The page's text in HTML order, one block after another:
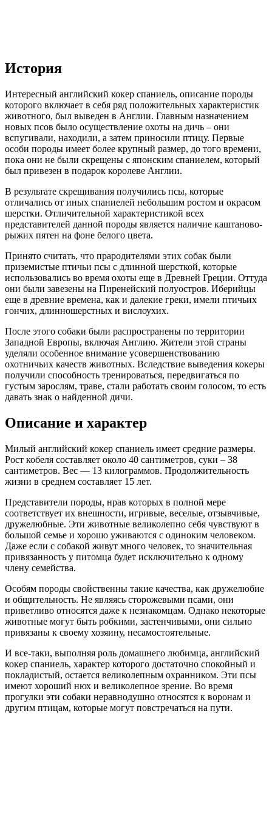
История
Интересный английский кокер спаниель, описание породы
которого включает в себя ряд положительных характеристик
животного, был выведен в Англии. Главным назначением
новых псов было осуществление охоты на дичь – они
вспугивали, находили, а затем приносили птицу. Первые
особи породы имеет более крупный размер, до того времени,
пока они не были скрещены с японским спаниелем, который
был привезен в подарок королеве Англии.
В результате скрещивания получились псы, которые
отличались от иных спаниелей небольшим ростом и окрасом
шерстки. Отличительной характеристикой всех
представителей данной породы является наличие каштаново-
рыжих пятен на фоне белого цвета.
Принято считать, что прародителями этих собак были
приземистые птичьи псы с длинной шерсткой, которые
использовались во время охоты еще в Древней Греции. Оттуда
они были завезены на Пиренейский полуостров. Иберийцы
еще в древние времена, как и далекие греки, имели птичьих
гончих, длинношерстных и вислоухих.
После этого собаки были распространены по территории
Западной Европы, включая Англию. Жители этой страны
уделяли особенное внимание усовершенствованию
охотничьих качеств животных. Вследствие выведения кокеры
получили способность тренироваться, передвигаться по
густым зарослям, траве, стали работать своим голосом, то есть
давать знак о найденной дичи.
Описание и характер
Милый английский кокер спаниель имеет средние размеры.
Рост кобеля составляет около 40 сантиметров, суки – 38
сантиметров. Вес — 13 килограммов. Продолжительность
жизни в среднем составляет 15 лет.
Представители породы, нрав которых в полной мере
соответствует их внешности, игривые, веселые, отзывчивые,
дружелюбные. Эти животные великолепно себя чувствуют в
большой семье и хорошо уживаются с одиноким человеком.
Даже если с собакой живут много человек, то значительная
привязанность у питомца будет исключительно к одному
члену семейства.
Особям породы свойственны такие качества, как дружелюбие
и общительность. Не являясь сторожевыми псами, они
приветливо относятся даже к незнакомцам. Однако некоторые
животные могут быть робкими, застенчивыми, они сильно
привязаны к своему хозяину, несамостоятельные.
И все-таки, выполняя роль домашнего любимца, английский
кокер спаниель, характер которого достаточно спокойный и
покладистый, остается великолепным охранником. Эти псы
имеют хороший нюх и великолепное зрение. Во время
прогулки эти собаки неравнодушно относятся к воронам и
другим птицам, которые могут повстречаться на пути.